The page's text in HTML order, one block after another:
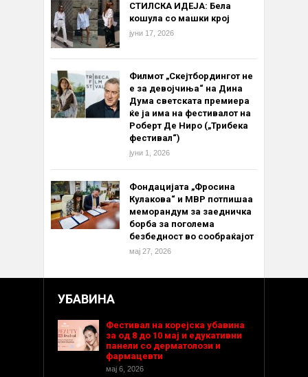
СТИЛСКА ИДЕЈА: Бела
кошула со машки крој
јуни 17, 2026
Филмот „Скејтбордингот не
е за девојчиња“ на Дина
Дума светската премиера
ќе ја има на фестивалот на
Роберт Де Ниро („Трибека
фестивал“)
јуни 1, 2026
Фондацијата „Фросина
Кулакова“ и МВР потпишаа
меморандум за заедничка
борба за поголема
безбедност во сообраќајот
мај 27, 2026
УБАВИНА
Фестивал на корејска убавина
за од 8 до 10 мај и едукативни
панели со дерматолози и
фармацевти
мај 6, 2026